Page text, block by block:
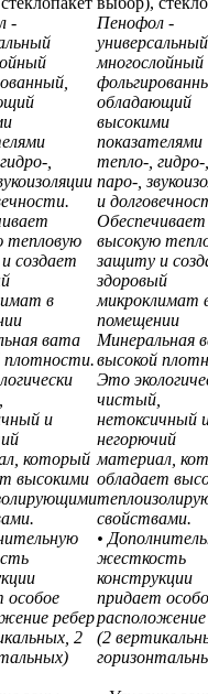
-
,
тепловую
создает
в
Пенофол -
универсальный
многослойный
обладающий
высокими
показателями
тепло-, гидро-,
паро-,
и
Обеспечивает
высокую
защиту и
здоровый
микроклимат
помещении
вата
плотности.
и
который
высокими
Минеральная
высокой
Это
чистый,
нетоксичный
негорючий
материал,
обладает
свойствами.
особое
ребер
2
•
жесткость
конструкции
придает
расположение
(2